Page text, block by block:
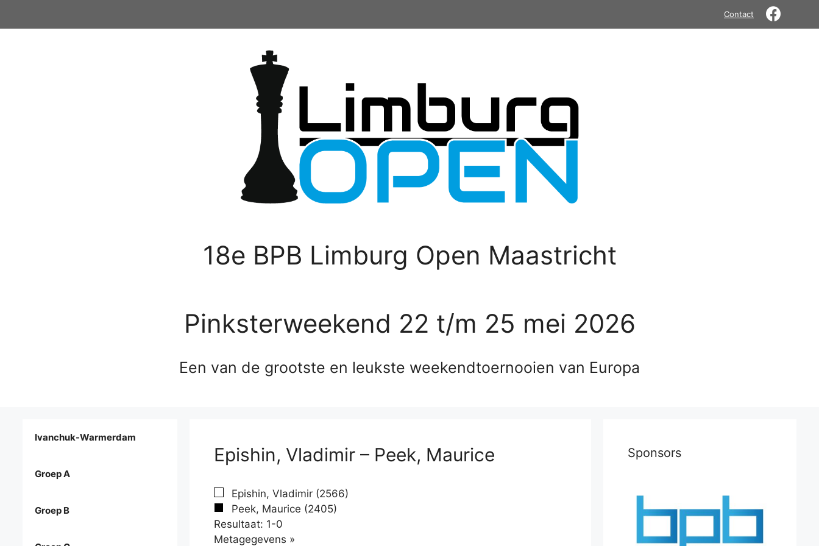
Contact
18e BPB Limburg Open Maastricht
Pinksterweekend 22 t/m 25 mei 2026
Een van de grootste en leukste weekendtoernooien van Europa
Epishin, Vladimir – Peek, Maurice
Epishin, Vladimir (2566)
Peek, Maurice (2405)
Resultaat: 1-0
Metagegevens »
Ivanchuk-Warmerdam
Groep A
Groep B
Sponsors